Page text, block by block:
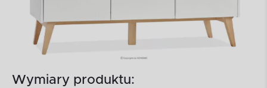
Wymiary produktu: